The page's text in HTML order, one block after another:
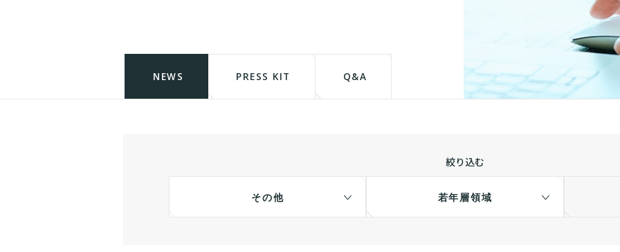
NEWS PRESS KIT Q&A
絞り込む
その他 若年層領域